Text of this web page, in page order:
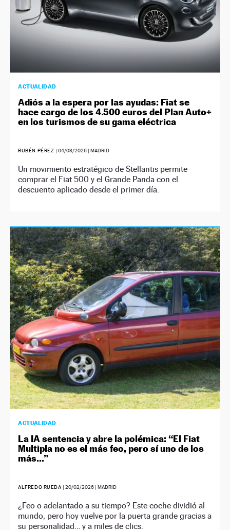
ACTUALIDAD
Adiós a la espera por las ayudas: Fiat se
hace cargo de los 4.500 euros del Plan Auto+
en los turismos de su gama eléctrica
RUBÉN PÉREZ |04/03/2026 | MADRID
Un movimiento estratégico de Stellantis permite
comprar el Fiat 500 y el Grande Panda con el
descuento aplicado desde el primer día.
ACTUALIDAD
La IA sentencia y abre la polémica: “El Fiat
Multipla no es el más feo, pero sí uno de los
más…”
ALFREDO RUEDA |20/02/2026 | MADRID
¿Feo o adelantado a su tiempo? Este coche dividió al
mundo, pero hoy vuelve por la puerta grande gracias a
su personalidad… y a miles de clics.